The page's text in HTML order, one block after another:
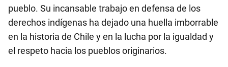
pueblo. Su incansable trabajo en defensa de los
derechos indígenas ha dejado una huella imborrable
en la historia de Chile y en la lucha por la igualdad y
el respeto hacia los pueblos originarios.